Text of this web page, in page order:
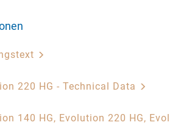
220 HG - Technical Data
140 HG, Evolution 220 HG,